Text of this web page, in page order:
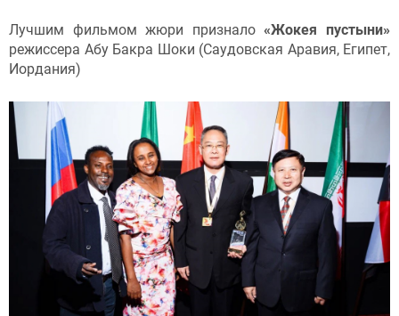
Лучшим фильмом жюри признало«Жокея пустыни»
режиссера Абу Бакра Шоки (Саудовская Аравия, Египет,
Иордания)